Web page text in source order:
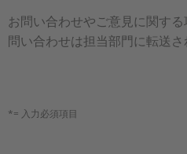
企業情報
お問い合わせやご意見に関す
問い合わせは担当部門に転送さ
*= 入力必須項目